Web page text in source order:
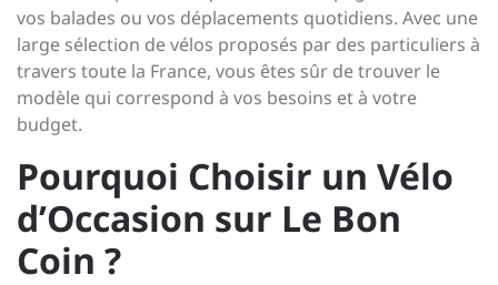
vos balades ou vos déplacements quotidiens. Avec une
large sélection de vélos proposés par des particuliers à
travers toute la France, vous êtes sûr de trouver le
modèle qui correspond à vos besoins et à votre
budget.
Pourquoi Choisir un Vélo
d’Occasion sur Le Bon
Coin ?